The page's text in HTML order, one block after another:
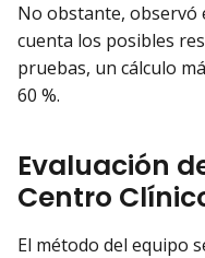
No obstante, observó
cuenta los posibles
pruebas, un cálculo
60 %.
Evaluación
Centro
El método del equipo